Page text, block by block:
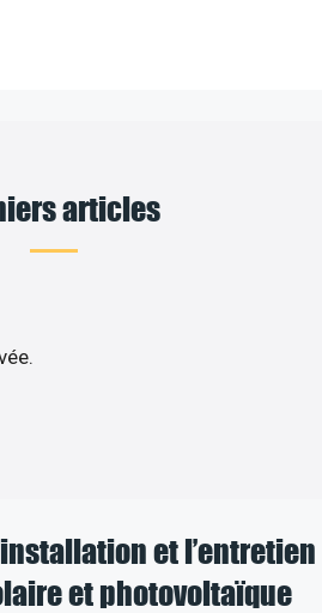
articles
et l’entretien
et photovoltaïque